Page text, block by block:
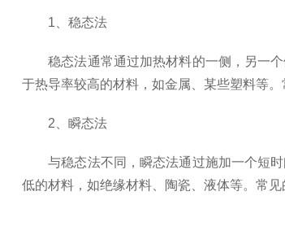
1、稳态法
稳态法通常通过加热材料的一侧，另一个
于热导率较高的材料，如金属、某些塑料等
2、瞬态法
与稳态法不同，瞬态法通过施加一个短时
低的材料，如绝缘材料、陶瓷、液体等。常